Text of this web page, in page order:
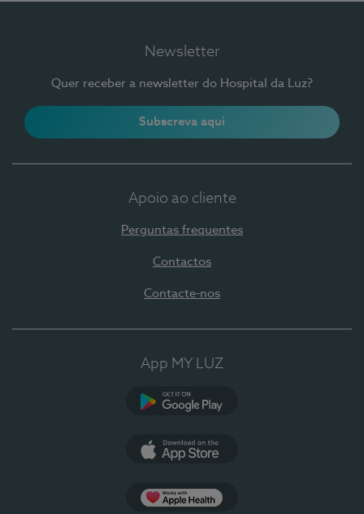
Newsletter
Quer receber a newsletter do Hospital da Luz?
Subscreva aqui
Apoio ao cliente
Perguntas frequentes
Contactos
Contacte-nos
App MY LUZ